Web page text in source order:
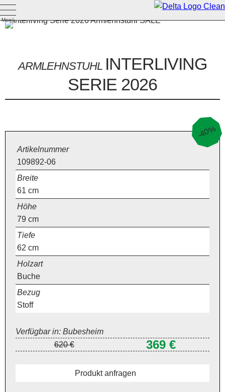
Menü
ARMLEHNSTUHL INTERLIVING
SERIE 2026
-40%
Artikelnummer
109892-06
Breite
61 cm
Höhe
79 cm
Tiefe
62 cm
Holzart
Buche
Bezug
Stoff
Verfügbar in: Bubesheim
620 €
369 €
Produkt anfragen